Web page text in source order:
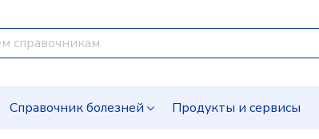
Справочник болезней Продукты и сервисы